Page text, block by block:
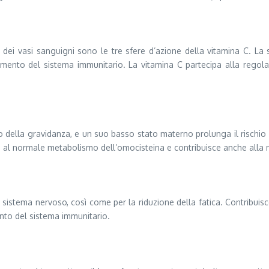
vasi sanguigni sono le tre sfere d’azione della vitamina C.
del sistema immunitario. La vitamina C partecipa alla
gravidanza, e un suo basso stato materno prolunga il
normale metabolismo dell’omocisteina e contribuisce anche alla
nervoso, così come per la riduzione della fatica.
del sistema immunitario.